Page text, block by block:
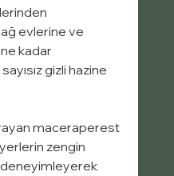
evlerine ve
kadar
gizli hazine
maceraperest
zengin